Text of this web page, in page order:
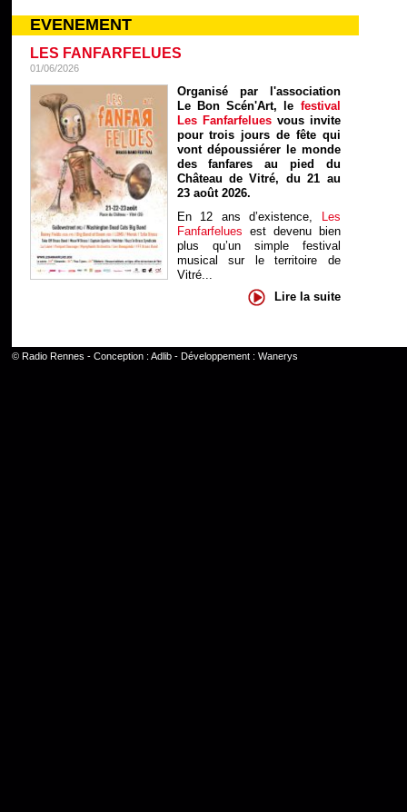
EVENEMENT
LES FANFARFELUES
01/06/2026
Organisé par l'association
Le Bon Scén'Art, le festival
Les Fanfarfelues vous invite
pour trois jours de fête qui
vont dépoussiérer le monde
des fanfares au pied du
Château de Vitré, du 21 au
23 août 2026.
En 12 ans d’existence, Les
Fanfarfelues est devenu bien
plus qu’un simple festival
musical sur le territoire de
Vitré...
Lire la suite
© Radio Rennes - Conception : Adlib- Développement : Wanerys